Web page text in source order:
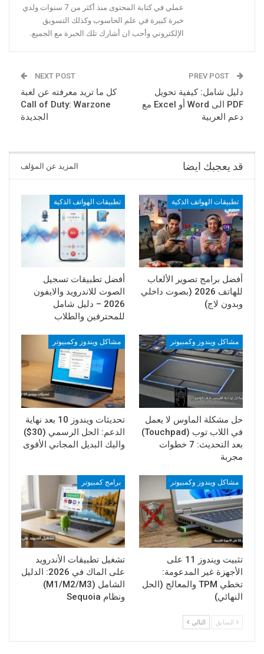
عملي في كتابة المحتوى منذ أكثر من 7 سنوات ولدي
خبرة كبيرة في علم الحاسوب وكذلك التسويق
الإلكتروني وأحب ان أشارك تلك الخبرة مع الجميع.
دليل شامل: كيفية تحويل
PDF الى Word أو Excel مع
دعم العربية
NEXT POST
كل ما تريد معرفته عن لعبة
Call of Duty: Warzone
الجديدة
قد يعجبك ايضا المزيد عن المؤلف
تطبيقات الهواتف الذكية
أفضل برامج تصوير الألعاب
للهاتف 2026 (بصوت داخلي
وبدون لاج)
تطبيقات الهواتف الذكية
أفضل تطبيقات تسجيل
الصوت للاندرويد والايفون
2026 – دليل شامل
للمحترفين والطلاب
مشاكل ويندوز وكمبيوتر
حل مشكلة الماوس لا يعمل
في اللاب توب (Touchpad)
بعد التحديث: 7 خطوات
مجربة
مشاكل ويندوز وكمبيوتر
تحديثات ويندوز 10 بعد نهاية
الدعم: الحل الرسمي (30$)
واليك البديل المجاني الأقوى
مشاكل ويندوز وكمبيوتر
تثبيت ويندوز 11 على
الأجهزة غير المدعومة:
تخطي TPM والمعالج (الحل
النهائي)
برامج كمبيوتر
تشغيل تطبيقات الأندرويد
على الماك في 2026: الدليل
الشامل (M1/M2/M3)
ونظام Sequoia
السابق التالي